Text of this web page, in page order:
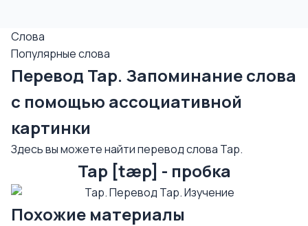
Слова
Популярные слова
Перевод Tap. Запоминание слова
с помощью ассоциативной
картинки
Здесь вы можете найти перевод слова Tap.
Tap [tæp] - пробка
Похожие материалы